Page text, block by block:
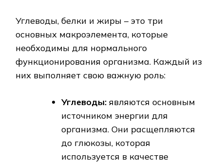
Углеводы, белки и жиры – это три
основных макроэлемента, которые
необходимы для нормального
функционирования организма. Каждый из
них выполняет свою важную роль:
Углеводы: являются основным
источником энергии для
организма. Они расщепляются
до глюкозы, которая
используется в качестве